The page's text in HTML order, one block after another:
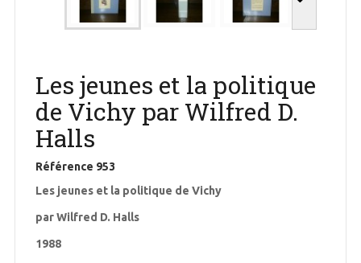
Les jeunes et la politique
de Vichy par Wilfred D.
Halls
Référence 953
Les jeunes et la politique de Vichy
par Wilfred D. Halls
1988